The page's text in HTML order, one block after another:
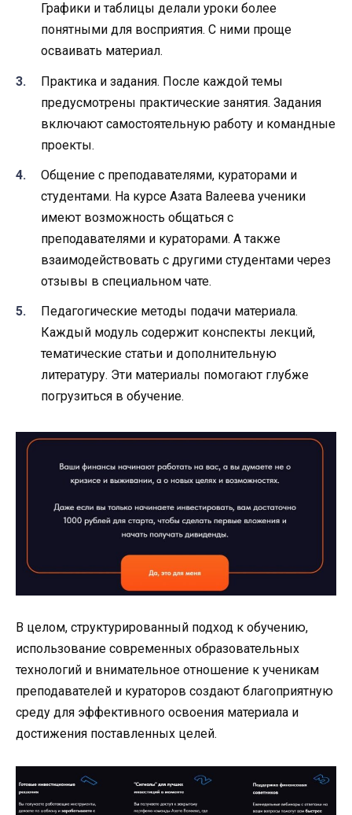
Графики и таблицы делали уроки более
понятными для восприятия. С ними проще
осваивать материал.
Практика и задания. После каждой темы
предусмотрены практические занятия. Задания
включают самостоятельную работу и командные
проекты.
Общение с преподавателями, кураторами и
студентами. На курсе Азата Валеева ученики
имеют возможность общаться с
преподавателями и кураторами. А также
взаимодействовать с другими студентами через
отзывы в специальном чате.
Педагогические методы подачи материала.
Каждый модуль содержит конспекты лекций,
тематические статьи и дополнительную
литературу. Эти материалы помогают глубже
погрузиться в обучение.
В целом, структурированный подход к обучению,
использование современных образовательных
технологий и внимательное отношение к ученикам
преподавателей и кураторов создают благоприятную
среду для эффективного освоения материала и
достижения поставленных целей.